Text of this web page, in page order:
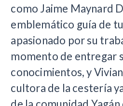
como Jaime Maynard
emblemático guía de
apasionado por su
momento de entregar
conocimientos, y
cultora de la cestería